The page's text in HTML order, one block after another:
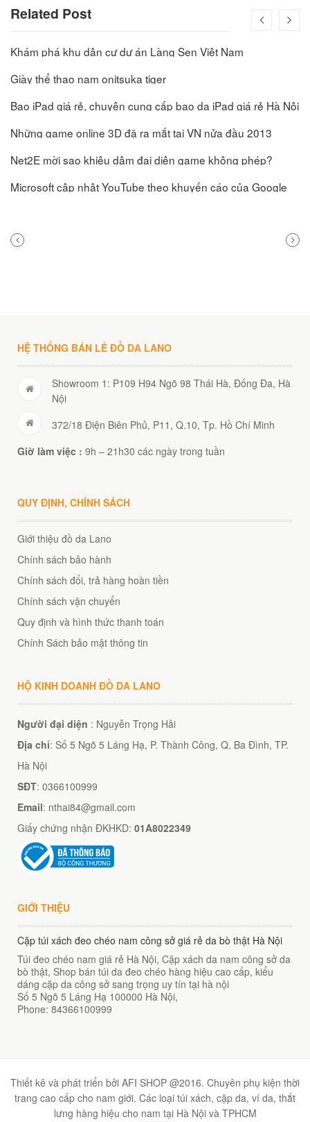
Related Post
Khám phá khu dân cư dự án Làng Sen Việt Nam
Giày thể thao nam onitsuka tiger
Bao iPad giá rẻ, chuyên cung cấp bao da iPad giá rẻ Hà Nội
Những game online 3D đã ra mắt tại VN nửa đầu 2013
Net2E mời sao khiêu dâm đại diện game không phép?
Microsoft cập nhật YouTube theo khuyến cáo của Google
NEXT
HỆ THỐNG BÁN LẺ ĐỒ DA LANO
Showroom 1: P109 H94 Ngõ 98 Thái Hà, Đống Đa, Hà
Nội
372/18 Điện Biên Phủ, P11, Q.10, Tp. Hồ Chí Minh
Giờ làm việc : 9h – 21h30 các ngày trong tuần
QUY ĐỊNH, CHÍNH SÁCH
Giới thiệu đồ da Lano
Chính sách bảo hành
Chính sách đổi, trả hàng hoàn tiền
Chính sách vận chuyển
Quy định và hình thức thanh toán
Chính Sách bảo mật thông tin
HỘ KINH DOANH ĐỒ DA LANO
Người đại diện : Nguyễn Trọng Hải
Địa chỉ: Số 5 Ngõ 5 Láng Hạ, P. Thành Công, Q. Ba Đình, TP.
Hà Nội
SĐT: 0366100999
Email: nthai84@gmail.com
Giấy chứng nhận ĐKHKD: 01A8022349
GIỚI THIỆU
Cặp túi xách đeo chéo nam công sở giá rẻ da bò thật Hà Nội
Túi đeo chéo nam giá rẻ Hà Nội, Cặp xách da nam công sở da
bò thật, Shop bán túi da đeo chéo hàng hiệu cao cấp, kiểu
dáng cặp da công sở sang trọng uy tín tại hà nội
Số 5 Ngõ 5 Láng Hạ 100000 Hà Nội,
Phone: 84366100999
Thiết kê và phát triển bởi AFI SHOP @2016. Chuyên phụ kiện thời
trang cao cấp cho nam giới. Các loại túi xách, cặp da, ví da, thắt
lưng hàng hiệu cho nam tại Hà Nội và TPHCM